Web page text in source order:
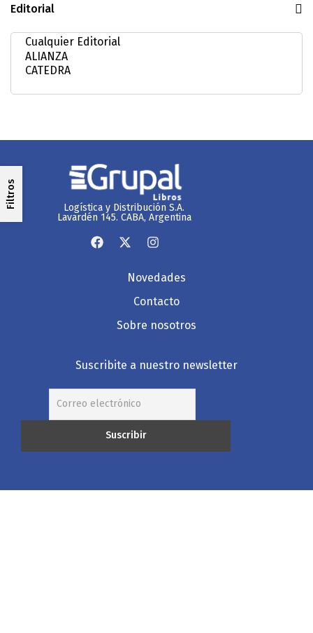
Editorial
Filtros
Logística y Distribución S.A.
Lavardén 145. CABA, Argentina
Novedades
Contacto
Sobre nosotros
Suscribite a nuestro newsletter